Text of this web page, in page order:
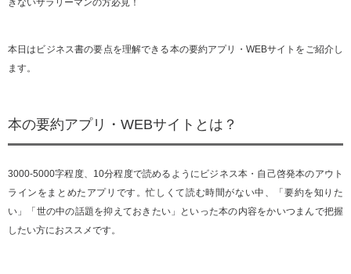
きないサラリーマンの方必見！
本日はビジネス書の要点を理解できる本の要約アプリ・WEBサイトをご紹介し
ます。
本の要約アプリ・WEBサイトとは？
3000-5000字程度、10分程度で読めるようにビジネス本・自己啓発本のアウト
ラインをまとめたアプリです。忙しくて読む時間がない中、「要約を知りた
い」「世の中の話題を抑えておきたい」といった本の内容をかいつまんで把握
したい方におススメです。